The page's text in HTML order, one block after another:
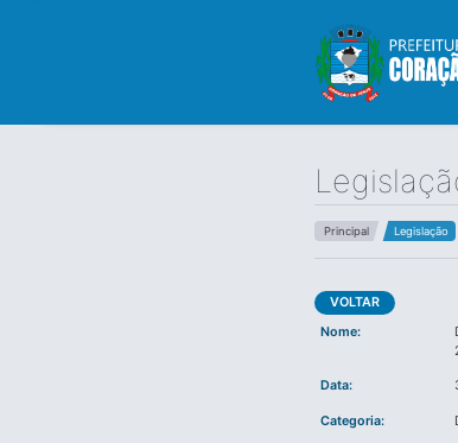
Principal Legislação
VOLTAR
Nome:
Data:
Categoria: